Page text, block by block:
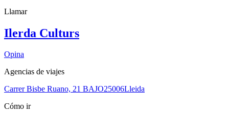
Llamar
Ilerda Culturs
Opina
Agencias de viajes
Carrer Bisbe Ruano, 21 BAJO25006Lleida
Cómo ir